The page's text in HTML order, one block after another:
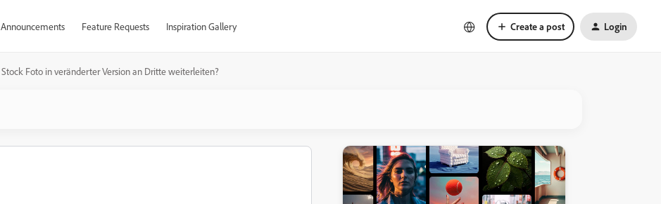
Announcements Feature Requests Inspiration Gallery Create a post Login
Stock Foto in veränderter Version an Dritte weiterleiten?